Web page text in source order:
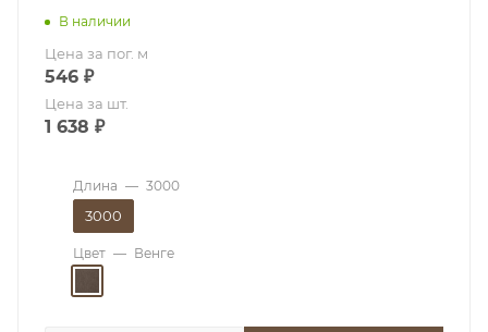
В наличии
Цена за пог. м
546 ₽
Цена за шт.
1 638 ₽
Длина — 3000
3000
Цвет — Венге